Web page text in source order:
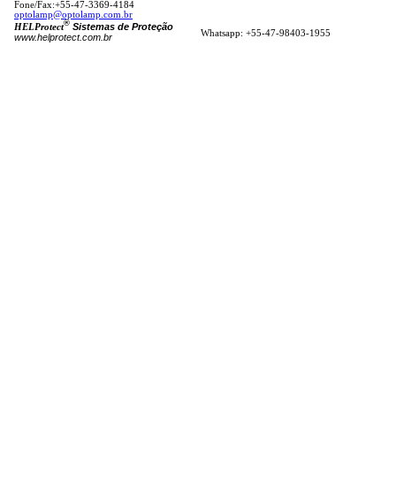
Fone/Fax:+55-47-3369-4184
optolamp@optolamp.com.br
HELProtect® Sistemas de Proteção
www.helprotect.com.br
Whatsapp: +55-47-98403-1955